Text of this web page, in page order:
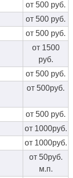
от 500 руб.
от 500 руб.
от 500 руб.
от 1500
руб.
от 500 руб.
от 500руб.
от 500 руб.
от 1000руб.
от 1000руб.
от 50руб.
м.п.